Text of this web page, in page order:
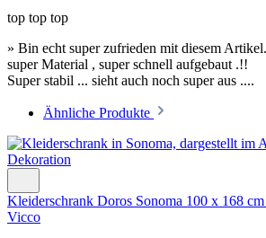
top top top
» Bin echt super zufrieden mit diesem
super Material , super schnell aufgebaut .!!
Super stabil ... sieht auch noch super aus ....
Ähnliche Produkte
Kleiderschrank Doros Sonoma 100 x 168
Vicco